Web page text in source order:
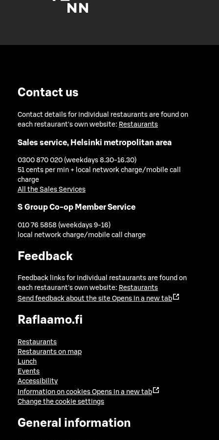
Contact us
Contact details for individual restaurants are found on
each restaurant's own website: Restaurants
Sales service, Helsinki metropolitan area
0300 870 020 (weekdays 8.30-16.30)
51 cents per min + local network charge/mobile call
charge
All the Sales Services
S Group Co-op Member Service
010 76 5858 (weekdays 9-16)
local network charge/mobile call charge
Feedback
Feedback links for individual restaurants are found on
each restaurant's own website: Restaurants
Send feedback about the site Opens in a new tab
Raflaamo.fi
Restaurants
Restaurants on map
Lunch
Events
Accessibility
Information on cookies Opens in a new tab
Change the cookie settings
General information